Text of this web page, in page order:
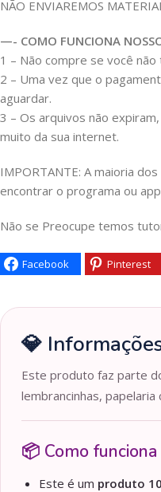
NÃO ENVIAREMOS
—- COMO FUNCIONA
1 – Não compre se você não
2 – Uma vez que o
aguardar.
3 – Os arquivos não
muito da sua internet.
IMPORTANTE: A maioria
encontrar o programa ou
Não se Preocupe temos
Facebook Pinterest
💎
Este produto faz parte
lembrancinhas,
📦 Como
Este é um produto